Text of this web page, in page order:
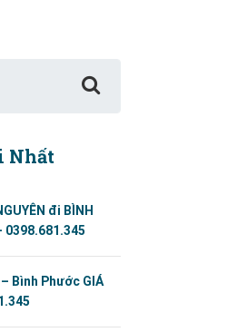
Nhất
đi BÌNH
0398.681.345
Bình Phước GIÁ